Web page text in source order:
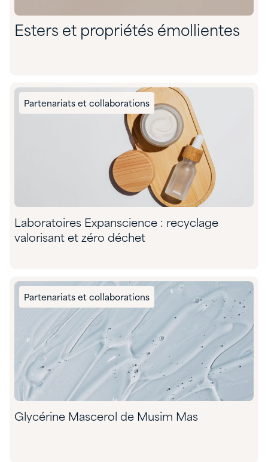
Esters et propriétés émollientes
Partenariats et collaborations
Laboratoires Expanscience : recyclage
valorisant et zéro déchet
Partenariats et collaborations
Glycérine Mascerol de Musim Mas